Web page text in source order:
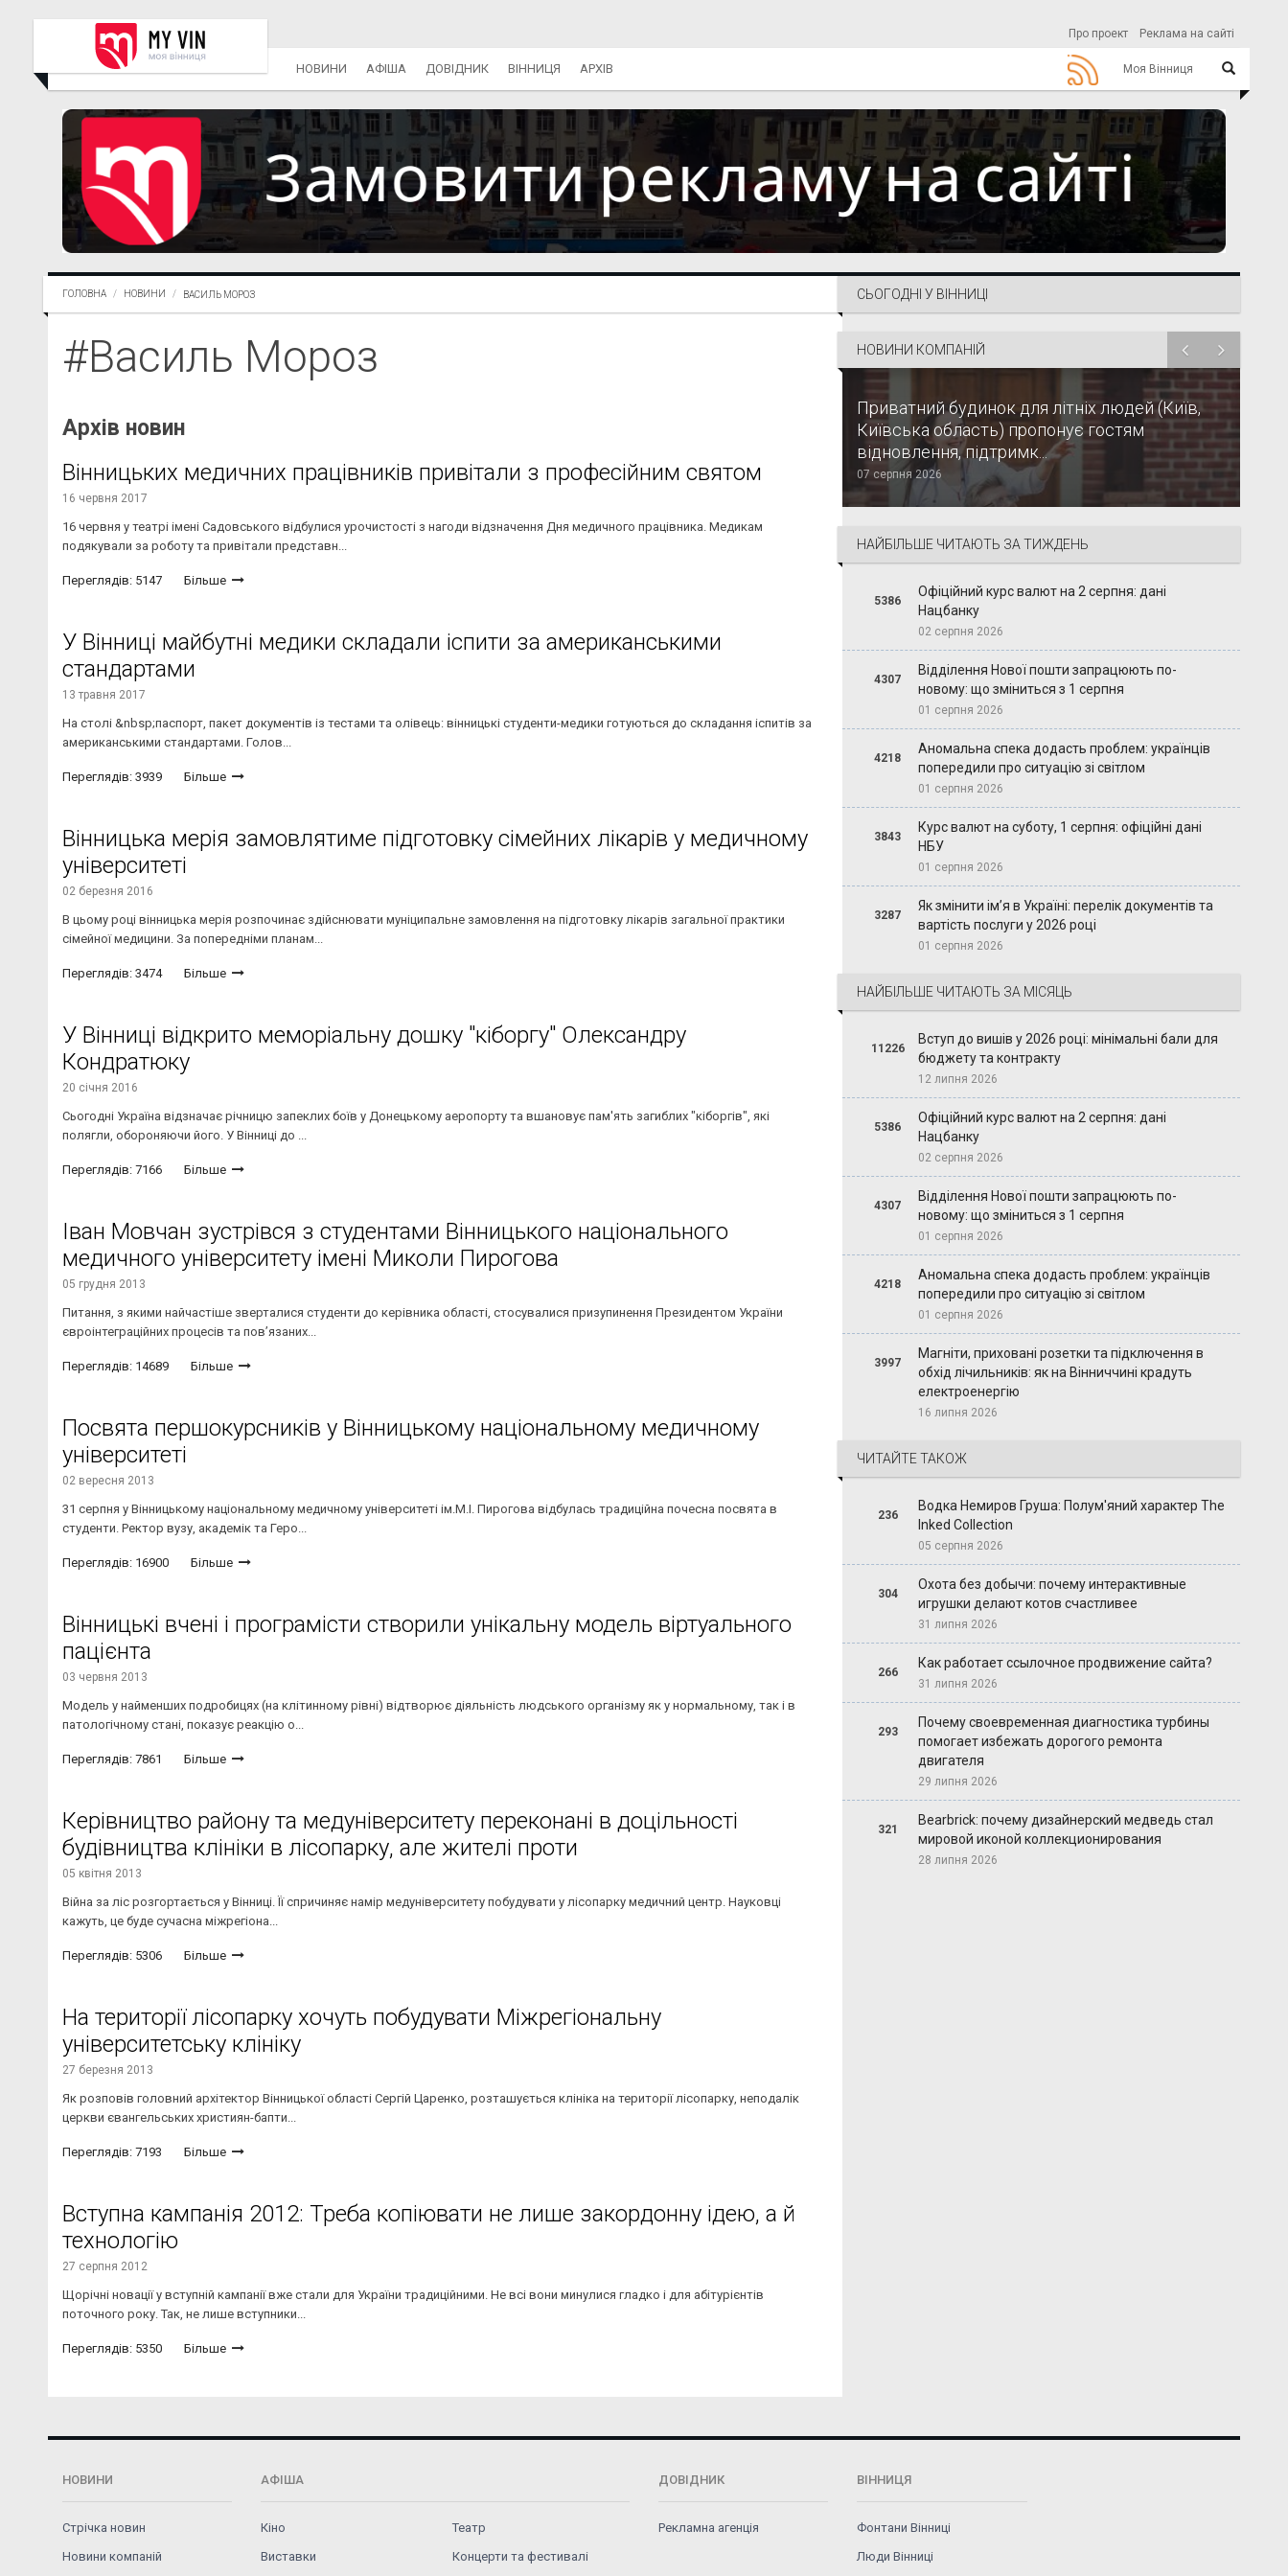
Про проект Реклама на сайті
Моя Вінниця
НОВИНИ АФІША ДОВІДНИК ВІННИЦЯ АРХІВ
ГОЛОВНА НОВИНИ ВАСИЛЬ МОРОЗ
#Василь Мороз
Архів новин
Вінницьких медичних працівників привітали з професійним святом
16 червня 2017
16 червня у театрі імені Садовського відбулися урочистості з нагоди відзначення Дня медичного працівника. Медикам
подякували за роботу та привітали представн...
Переглядів: 5147 Більше
У Вінниці майбутні медики складали іспити за американськими
стандартами
13 травня 2017
На столі &nbsp;паспорт, пакет документів із тестами та олівець: вінницькі студенти-медики готуються до складання іспитів за
американськими стандартами. Голов...
Переглядів: 3939 Більше
Вінницька мерія замовлятиме підготовку сімейних лікарів у медичному
університеті
02 березня 2016
В цьому році вінницька мерія розпочинає здійснювати муніципальне замовлення на підготовку лікарів загальної практики
сімейної медицини. За попередніми планам...
Переглядів: 3474 Більше
У Вінниці відкрито меморіальну дошку "кіборгу" Олександру
Кондратюку
20 січня 2016
Сьогодні Україна відзначає річницю запеклих боїв у Донецькому аеропорту та вшановує пам'ять загиблих "кіборгів", які
полягли, обороняючи його. У Вінниці до ...
Переглядів: 7166 Більше
Іван Мовчан зустрівся з студентами Вінницького національного
медичного університету імені Миколи Пирогова
05 грудня 2013
Питання, з якими найчастіше зверталися студенти до керівника області, стосувалися призупинення Президентом України
євроінтеграційних процесів та пов’язаних...
Переглядів: 14689 Більше
Посвята першокурсників у Вінницькому національному медичному
університеті
02 вересня 2013
31 серпня у Вінницькому національному медичному університеті ім.М.І. Пирогова відбулась традиційна почесна посвята в
студенти. Ректор вузу, академік та Геро...
Переглядів: 16900 Більше
Вінницькі вчені і програмісти створили унікальну модель віртуального
пацієнта
03 червня 2013
Модель у найменших подробицях (на клітинному рівні) відтворює діяльність людського організму як у нормальному, так і в
патологічному стані, показує реакцію о...
Переглядів: 7861 Більше
Керівництво району та медуніверситету переконані в доцільності
будівництва клініки в лісопарку, але жителі проти
05 квітня 2013
Війна за ліс розгортається у Вінниці. Її спричиняє намір медуніверситету побудувати у лісопарку медичний центр. Науковці
кажуть, це буде сучасна міжрегіона...
Переглядів: 5306 Більше
На території лісопарку хочуть побудувати Міжрегіональну
університетську клініку
27 березня 2013
Як розповів головний архітектор Вінницької області Сергій Царенко, розташується клініка на території лісопарку, неподалік
церкви євангельських християн-бапти...
Переглядів: 7193 Більше
Вступна кампанія 2012: Треба копіювати не лише закордонну ідею, а й
технологію
27 серпня 2012
Щорічні новації у вступній кампанії вже стали для України традиційними. Не всі вони минулися гладко і для абітурієнтів
поточного року. Так, не лише вступники...
Переглядів: 5350 Більше
СЬОГОДНІ У ВІННИЦІ
НОВИНИ КОМПАНІЙ
Приватний будинок для літніх людей (Київ,
Київська область) пропонує гостям
відновлення, підтримк...
07 серпня 2026
НАЙБІЛЬШЕ ЧИТАЮТЬ ЗА ТИЖДЕНЬ
5386
Офіційний курс валют на 2 серпня: дані
Нацбанку
02 серпня 2026
4307
Відділення Нової пошти запрацюють по-
новому: що зміниться з 1 серпня
01 серпня 2026
4218
Аномальна спека додасть проблем: українців
попередили про ситуацію зі світлом
01 серпня 2026
3843
Курс валют на суботу, 1 серпня: офіційні дані
НБУ
01 серпня 2026
3287
Як змінити ім’я в Україні: перелік документів та
вартість послуги у 2026 році
01 серпня 2026
НАЙБІЛЬШЕ ЧИТАЮТЬ ЗА МІСЯЦЬ
11226
Вступ до вишів у 2026 році: мінімальні бали для
бюджету та контракту
12 липня 2026
5386
Офіційний курс валют на 2 серпня: дані
Нацбанку
02 серпня 2026
4307
Відділення Нової пошти запрацюють по-
новому: що зміниться з 1 серпня
01 серпня 2026
4218
Аномальна спека додасть проблем: українців
попередили про ситуацію зі світлом
01 серпня 2026
3997
Магніти, приховані розетки та підключення в
обхід лічильників: як на Вінниччині крадуть
електроенергію
16 липня 2026
ЧИТАЙТЕ ТАКОЖ
236
Водка Немиров Груша: Полум'яний характер The
Inked Collection
05 серпня 2026
304
Охота без добычи: почему интерактивные
игрушки делают котов счастливее
31 липня 2026
266
Как работает ссылочное продвижение сайта?
31 липня 2026
293
Почему своевременная диагностика турбины
помогает избежать дорогого ремонта
двигателя
29 липня 2026
321
Bearbrick: почему дизайнерский медведь стал
мировой иконой коллекционирования
28 липня 2026
НОВИНИ
Стрічка новин
Новини компаній
АФІША
Кіно
Театр
Виставки
Концерти та фестивалі
ДОВІДНИК
Рекламна агенція
ВІННИЦЯ
Фонтани Вінниці
Люди Вінниці